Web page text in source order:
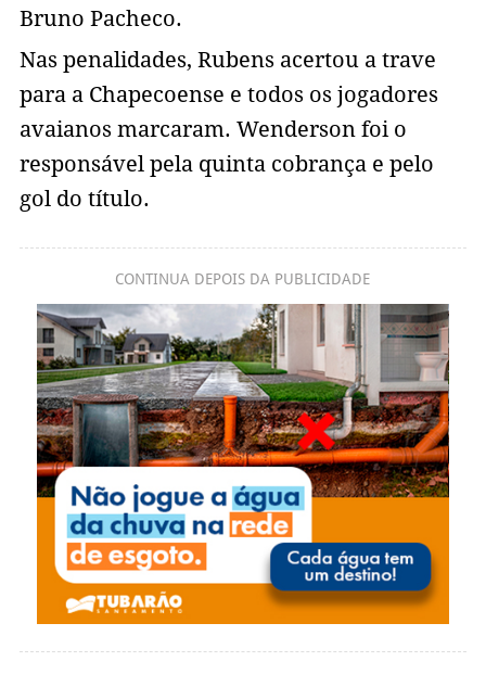
Bruno Pacheco.
Nas penalidades, Rubens acertou a trave
para a Chapecoense e todos os jogadores
avaianos marcaram. Wenderson foi o
responsável pela quinta cobrança e pelo
gol do título.
CONTINUA DEPOIS DA PUBLICIDADE